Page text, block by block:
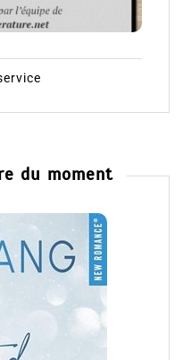
du moment